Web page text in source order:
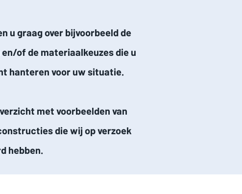
u graag over bijvoorbeeld de
of de materiaalkeuzes die u
hanteren voor uw situatie.
met voorbeelden van
die wij op verzoek
hebben.